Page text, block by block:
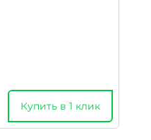
Купить в 1 клик